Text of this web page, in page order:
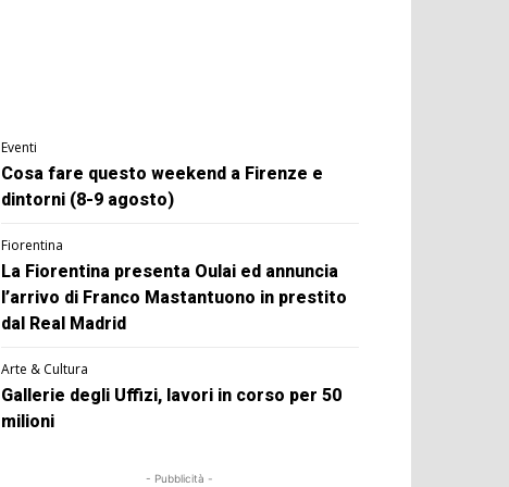
Eventi
Cosa fare questo weekend a Firenze e
dintorni (8-9 agosto)
Fiorentina
La Fiorentina presenta Oulai ed annuncia
l’arrivo di Franco Mastantuono in prestito
dal Real Madrid
Arte & Cultura
Gallerie degli Uffizi, lavori in corso per 50
milioni
- Pubblicità -